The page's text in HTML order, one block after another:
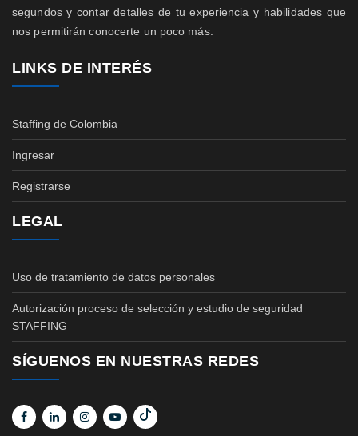
segundos y contar detalles de tu experiencia y habilidades que
nos permitirán conocerte un poco más.
LINKS DE INTERÉS
Staffing de Colombia
Ingresar
Registrarse
LEGAL
Uso de tratamiento de datos personales
Autorización proceso de selección y estudio de seguridad
STAFFING
SÍGUENOS EN NUESTRAS REDES